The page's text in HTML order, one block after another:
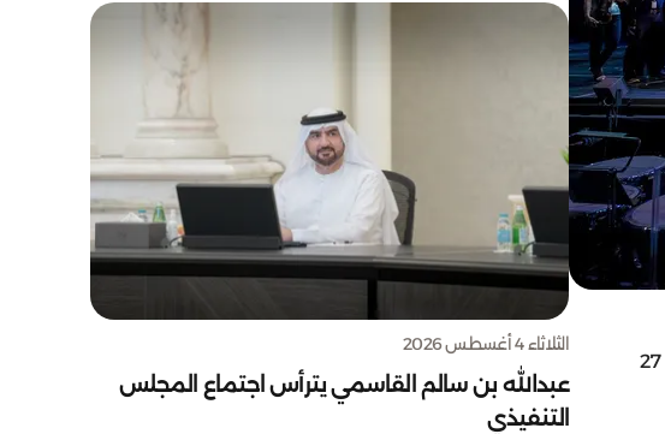
عرض خيالي في تاريخ الأدب الإنساني، ويقدمه المسرح في خمسة عروض متتالية خلال الفترة من 23 إلى 27
الثلاثاء 4 أغسطس 2026
عبدالله بن سالم القاسمي يترأس اجتماع المجلس
التنفيذي